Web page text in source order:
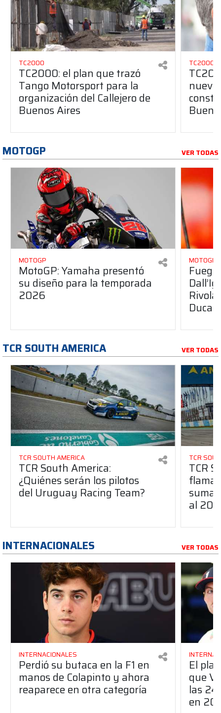
TC2000
TC2000: el plan que trazó
Tango Motorsport para la
organización del Callejero de
Buenos Aires
TC2000
MOTOGP VER TODAS
MOTOGP
MotoGP: Yamaha presentó
su diseño para la temporada
2026
MOTOGP
Ducati
TCR SOUTH AMERICA VER TODAS
TCR SOUTH AMERICA
TCR South America:
¿Quiénes serán los pilotos
del Uruguay Racing Team?
TCR
TCR
suma
al
INTERNACIONALES VER TODAS
INTERNACIONALES
Perdió su butaca en la F1 en
manos de Colapinto y ahora
reaparece en otra categoría
El
que
las
en